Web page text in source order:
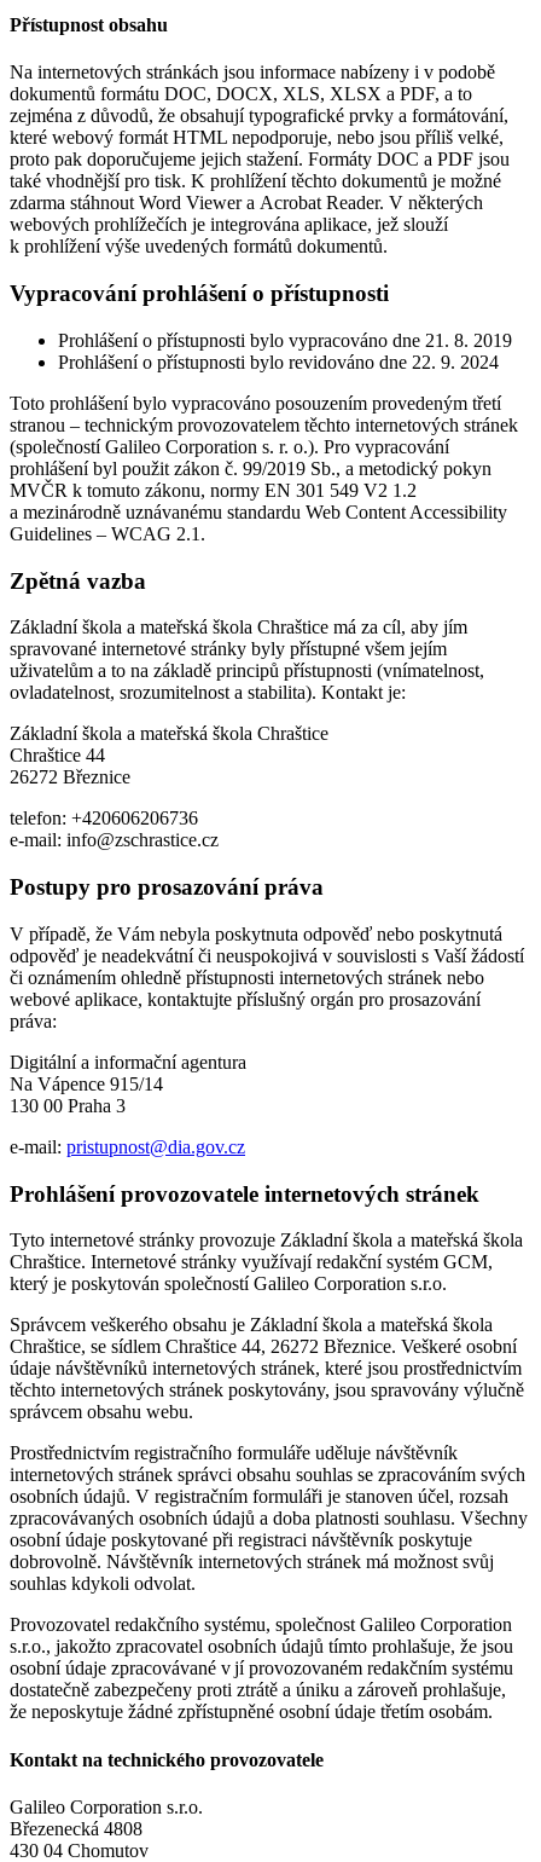
Přístupnost obsahu
Na internetových stránkách jsou informace nabízeny i v podobě
dokumentů formátu DOC, DOCX, XLS, XLSX a PDF, a to
zejména z důvodů, že obsahují typografické prvky a formátování,
které webový formát HTML nepodporuje, nebo jsou příliš velké,
proto pak doporučujeme jejich stažení. Formáty DOC a PDF jsou
také vhodnější pro tisk. K prohlížení těchto dokumentů je možné
zdarma stáhnout Word Viewer a Acrobat Reader. V některých
webových prohlížečích je integrována aplikace, jež slouží
k prohlížení výše uvedených formátů dokumentů.
Vypracování prohlášení o přístupnosti
Prohlášení o přístupnosti bylo vypracováno dne 21. 8. 2019
Prohlášení o přístupnosti bylo revidováno dne 22. 9. 2024
Toto prohlášení bylo vypracováno posouzením provedeným třetí
stranou – technickým provozovatelem těchto internetových stránek
(společností Galileo Corporation s. r. o.). Pro vypracování
prohlášení byl použit zákon č. 99/2019 Sb., a metodický pokyn
MVČR k tomuto zákonu, normy EN 301 549 V2 1.2
a mezinárodně uznávanému standardu Web Content Accessibility
Guidelines – WCAG 2.1.
Zpětná vazba
Základní škola a mateřská škola Chraštice má za cíl, aby jím
spravované internetové stránky byly přístupné všem jejím
uživatelům a to na základě principů přístupnosti (vnímatelnost,
ovladatelnost, srozumitelnost a stabilita). Kontakt je:
Základní škola a mateřská škola Chraštice
Chraštice 44
26272 Březnice
telefon: +420606206736
e-mail: info@zschrastice.cz
Postupy pro prosazování práva
V případě, že Vám nebyla poskytnuta odpověď nebo poskytnutá
odpověď je neadekvátní či neuspokojivá v souvislosti s Vaší žádostí
či oznámením ohledně přístupnosti internetových stránek nebo
webové aplikace, kontaktujte příslušný orgán pro prosazování
práva:
Digitální a informační agentura
Na Vápence 915/14
130 00 Praha 3
e-mail: pristupnost@dia.gov.cz
Prohlášení provozovatele internetových stránek
Tyto internetové stránky provozuje Základní škola a mateřská škola
Chraštice. Internetové stránky využívají redakční systém GCM,
který je poskytován společností Galileo Corporation s.r.o.
Správcem veškerého obsahu je Základní škola a mateřská škola
Chraštice, se sídlem Chraštice 44, 26272 Březnice. Veškeré osobní
údaje návštěvníků internetových stránek, které jsou prostřednictvím
těchto internetových stránek poskytovány, jsou spravovány výlučně
správcem obsahu webu.
Prostřednictvím registračního formuláře uděluje návštěvník
internetových stránek správci obsahu souhlas se zpracováním svých
osobních údajů. V registračním formuláři je stanoven účel, rozsah
zpracovávaných osobních údajů a doba platnosti souhlasu. Všechny
osobní údaje poskytované při registraci návštěvník poskytuje
dobrovolně. Návštěvník internetových stránek má možnost svůj
souhlas kdykoli odvolat.
Provozovatel redakčního systému, společnost Galileo Corporation
s.r.o., jakožto zpracovatel osobních údajů tímto prohlašuje, že jsou
osobní údaje zpracovávané v jí provozovaném redakčním systému
dostatečně zabezpečeny proti ztrátě a úniku a zároveň prohlašuje,
že neposkytuje žádné zpřístupněné osobní údaje třetím osobám.
Kontakt na technického provozovatele
Galileo Corporation s.r.o.
Březenecká 4808
430 04 Chomutov